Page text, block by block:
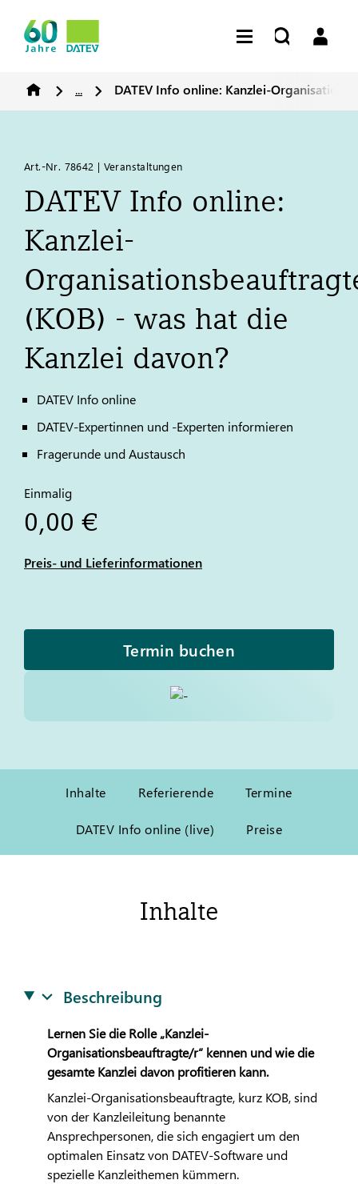
... DATEV Info online: Kanzlei-
Art.-Nr. 78642 | Veranstaltungen
DATEVInfo online:
Kanzlei-
(KOB) - was hat die
Kanzlei davon?
DATEV Info online
DATEV-Expertinnen und -Experten informieren
Fragerunde und Austausch
Einmalig
0,00 €
Preis- und Lieferinformationen
Termin buchen
Inhalte Referierende Termine
DATEV Info online (live) Preise
Inhalte
Beschreibung
Lernen Sie die Rolle „Kanzlei-
Organisationsbeauftragte/r“ kennen und wie die
gesamte Kanzlei davon profitieren kann.
Kanzlei-Organisationsbeauftragte, kurz KOB, sind
von der Kanzleileitung benannte
Ansprechpersonen, die sich engagiert um den
optimalen Einsatz von DATEV-Software und
spezielle Kanzleithemen kümmern.